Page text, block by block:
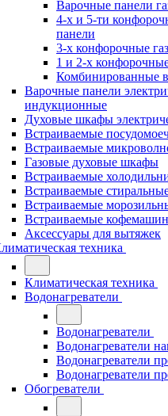
Варочные панели
4-х и 5-ти
панели
3-х конфорочные
1 и 2-х
Комбинированные
Варочные панели
индукционные
Духовые шкафы
Встраиваемые
Встраиваемые
Газовые духовые шкафы
Встраиваемые
Встраиваемые
Встраиваемые
Встраиваемые
Аксессуары для вытяжек
техника
Климатическая техника
Водонагреватели
Водонагреватели
Водонагреватели
Водонагреватели
Водонагреватели
Обогреватели